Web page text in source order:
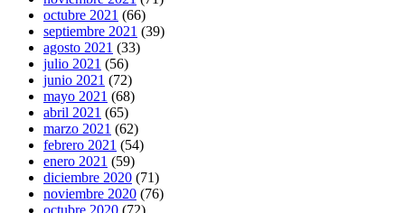
octubre 2021 (66)
septiembre 2021 (39)
agosto 2021 (33)
julio 2021 (56)
junio 2021 (72)
mayo 2021 (68)
abril 2021 (65)
marzo 2021 (62)
febrero 2021 (54)
enero 2021 (59)
diciembre 2020 (71)
noviembre 2020 (76)
octubre 2020 (72)